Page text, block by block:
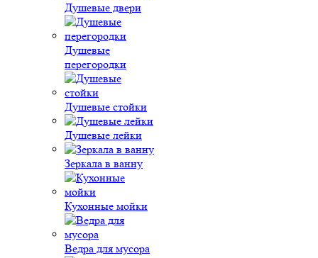
Душевые двери
Душевые
перегородки
Душевые стойки
Душевые лейки
Зеркала в ванну
Кухонные мойки
Ведра для мусора